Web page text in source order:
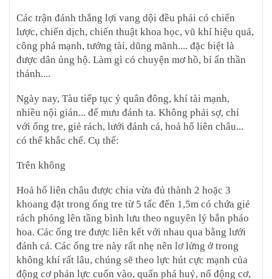
Các trận đánh thắng lợi vang dội đều phải có chiến
lược, chiến dịch, chiến thuật khoa học, vũ khí hiệu quả,
công phá mạnh, tướng tài, dũng mãnh.... đặc biệt là
được dân ủng hộ. Làm gì có chuyện mơ hồ, bí ẩn thần
thánh....
Ngày nay, Tàu tiếp tục ỷ quân đông, khí tài mạnh,
nhiều nội gián... để mưu đánh ta. Không phải sợ, chỉ
với ống tre, giẻ rách, lưới đánh cá, hoả hổ liên châu...
có thể khắc chế. Cụ thể:
Trên không
Hoả hổ liên châu được chia vừa đủ thành 2 hoặc 3
khoang đặt trong ống tre từ 5 tấc đến 1,5m có chứa giẻ
rách phóng lên tầng bình lưu theo nguyên lý bắn pháo
hoa. Các ống tre được liên kết với nhau qua bằng lưới
đánh cá. Các ống tre này rất nhẹ nên lơ lửng ở trong
không khí rất lâu, chúng sẽ theo lực hút cực mạnh của
động cơ phản lực cuốn vào, quấn phá huỷ, nổ động cơ,